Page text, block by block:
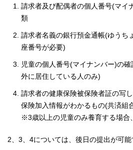
請求者及び配偶者の個人番号(マイ
類
請求者名義の銀行預金通帳(ゆうち
座番号が必要)
児童の個人番号(マイナンバー)の
外に居住している人のみ)
請求者の健康保険被保険者証の写
保険加入情報がわかるもの(共済組
※3歳以上の児童のみ養育する場合
2、3、4については、後日の提出が可能